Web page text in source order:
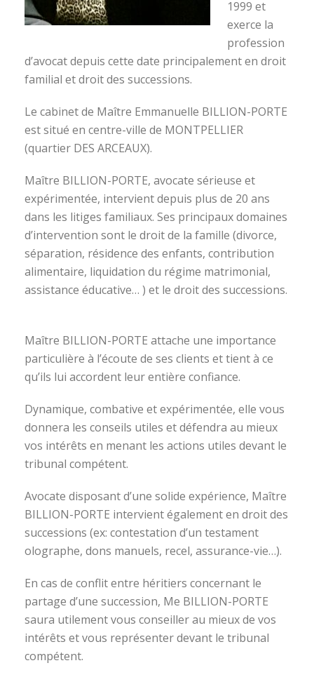
1999 et
exerce la
profession
d’avocat depuis cette date principalement en droit
familial et droit des successions.
Le cabinet de Maître Emmanuelle BILLION-PORTE
est situé en centre-ville de MONTPELLIER
(quartier DES ARCEAUX).
Maître BILLION-PORTE, avocate sérieuse et
expérimentée, intervient depuis plus de 20 ans
dans les litiges familiaux. Ses principaux domaines
d’intervention sont le droit de la famille (divorce,
séparation, résidence des enfants, contribution
alimentaire, liquidation du régime matrimonial,
assistance éducative… ) et le droit des successions.
Maître BILLION-PORTE attache une importance
particulière à l’écoute de ses clients et tient à ce
qu’ils lui accordent leur entière confiance.
Dynamique, combative et expérimentée, elle vous
donnera les conseils utiles et défendra au mieux
vos intérêts en menant les actions utiles devant le
tribunal compétent.
Avocate disposant d’une solide expérience, Maître
BILLION-PORTE intervient également en droit des
successions (ex: contestation d’un testament
olographe, dons manuels, recel, assurance-vie…).
En cas de conflit entre héritiers concernant le
partage d’une succession, Me BILLION-PORTE
saura utilement vous conseiller au mieux de vos
intérêts et vous représenter devant le tribunal
compétent.